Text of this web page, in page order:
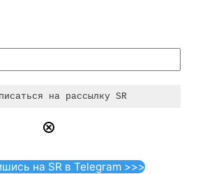
на SR в Telegram >>>